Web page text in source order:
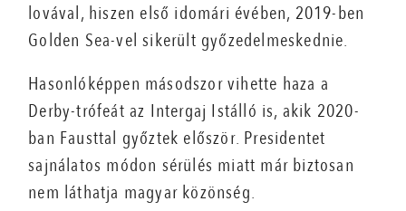
lovával, hiszen első idomári évében, 2019-ben
Golden Sea-vel sikerült győzedelmeskednie.
Hasonlóképpen másodszor vihette haza a
Derby-trófeát az Intergaj Istálló is, akik 2020-
ban Fausttal győztek először. Presidentet
sajnálatos módon sérülés miatt már biztosan
nem láthatja magyar közönség.